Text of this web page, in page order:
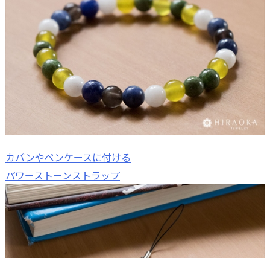
カバンやペンケースに付ける
パワーストーンストラップ